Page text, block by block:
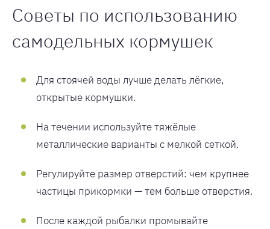
Советы по использованию
самодельных кормушек
Для стоячей воды лучше делать лёгкие,
открытые кормушки.
На течении используйте тяжёлые
металлические варианты с мелкой сеткой.
Регулируйте размер отверстий: чем крупнее
частицы прикормки — тем больше отверстия.
После каждой рыбалки промывайте